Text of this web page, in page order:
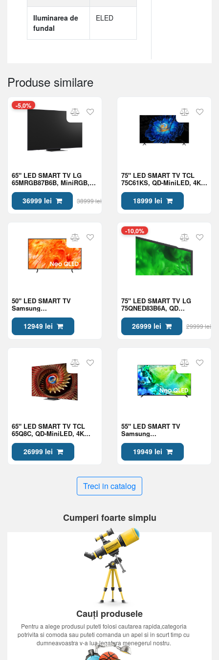
Iluminarea de
fundal
ELED
Produse similare
-5,0%
65" LED SMART TV LG
65MRGB87B6B, MiniRGB,
36999 lei 38999 lei
75" LED SMART TV TCL
75C61KS, QD-MiniLED, 4K
18999 lei
50" LED SMART TV
Samsung
LED 4K UHD, Tizen OS,
Black12949 lei
-10,0%
75" LED SMART TV LG
75QNED83B6A, QD
Black26999 lei 29999 lei
65" LED SMART TV TCL
65Q8C, QD-MiniLED, 4K
26999 lei
55" LED SMART TV
Samsung
LED 4K UHD, Tizen OS,
Black19949 lei
Treci in catalog
Cumperi foarte simplu
Cauți produsele
Pentru a alege produsul puteti folosi cautarea rapida,categoria
potrivita si comoda sau puteti comanda un apel si in scurt timp cu
dumneavoastra v-a lua legatura menegerul nostru.